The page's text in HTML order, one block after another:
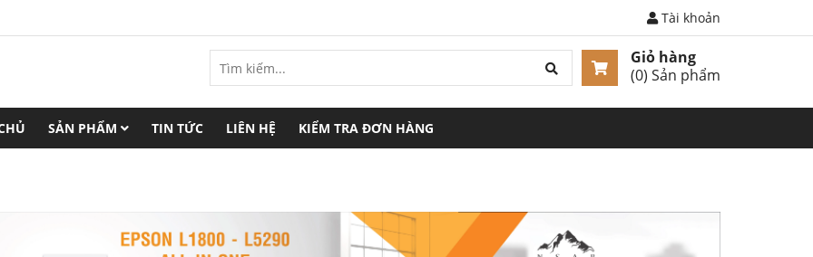
Tài khoản
Giỏ hàng
(0) Sản phẩm
SẢN PHẨM TIN TỨC LIÊN HỆ KIỂM TRA ĐƠN HÀNG